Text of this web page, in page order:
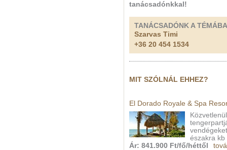
tanácsadónkkal!
TANÁCSADÓNK A
Szarvas Timi
+36 20 454 1534
MIT SZÓLNÁL EHHEZ?
El Dorado Royale & Spa
északra
Ár: 841.900 Ft/fő/héttől